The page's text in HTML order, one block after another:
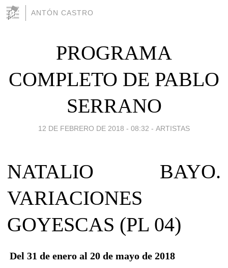
ANTÓN CASTRO
PROGRAMA
COMPLETO DE PABLO
SERRANO
12 DE FEBRERO DE 2018 - 08:32 - ARTISTAS
NATALIO BAYO.
VARIACIONES
GOYESCAS (PL 04)
Del 31 de enero al 20 de mayo de 2018